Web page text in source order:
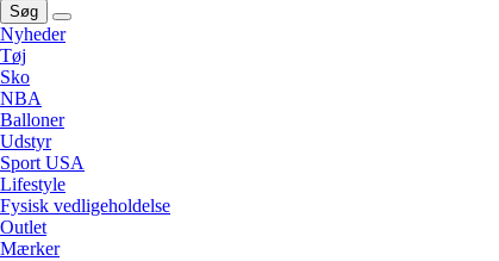
Søg
Nyheder
Tøj
Sko
NBA
Balloner
Udstyr
Sport USA
Lifestyle
Fysisk vedligeholdelse
Outlet
Mærker